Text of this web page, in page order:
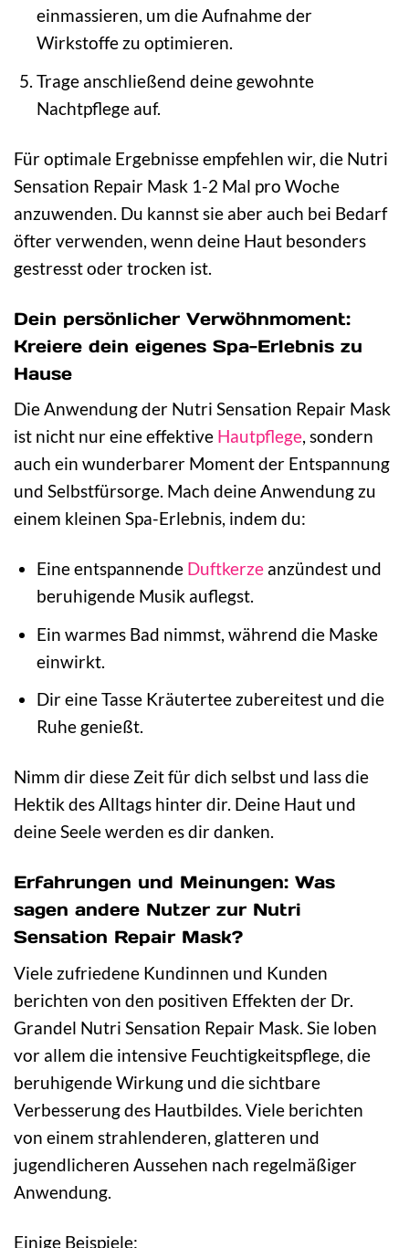
einmassieren, um die Aufnahme der
Wirkstoffe zu optimieren.
Trage anschließend deine gewohnte
Nachtpflege auf.
Für optimale Ergebnisse empfehlen wir, die Nutri
Sensation Repair Mask 1-2 Mal pro Woche
anzuwenden. Du kannst sie aber auch bei Bedarf
öfter verwenden, wenn deine Haut besonders
gestresst oder trocken ist.
Dein persönlicher Verwöhnmoment:
Kreiere dein eigenes Spa-Erlebnis zu
Hause
Die Anwendung der Nutri Sensation Repair Mask
ist nicht nur eine effektive Hautpflege, sondern
auch ein wunderbarer Moment der Entspannung
und Selbstfürsorge. Mach deine Anwendung zu
einem kleinen Spa-Erlebnis, indem du:
Eine entspannende Duftkerzeanzündest und
beruhigende Musik auflegst.
Ein warmes Bad nimmst, während die Maske
einwirkt.
Dir eine Tasse Kräutertee zubereitest und die
Ruhe genießt.
Nimm dir diese Zeit für dich selbst und lass die
Hektik des Alltags hinter dir. Deine Haut und
deine Seele werden es dir danken.
Erfahrungen und Meinungen: Was
sagen andere Nutzer zur Nutri
Sensation Repair Mask?
Viele zufriedene Kundinnen und Kunden
berichten von den positiven Effekten der Dr.
Grandel Nutri Sensation Repair Mask. Sie loben
vor allem die intensive Feuchtigkeitspflege, die
beruhigende Wirkung und die sichtbare
Verbesserung des Hautbildes. Viele berichten
von einem strahlenderen, glatteren und
jugendlicheren Aussehen nach regelmäßiger
Anwendung.
Einige Beispiele: